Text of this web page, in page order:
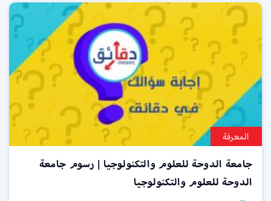
المعرفة
جامعة الدوحة للعلوم والتكنولوجيا | رسوم جامعة
الدوحة للعلوم والتكنولوجيا